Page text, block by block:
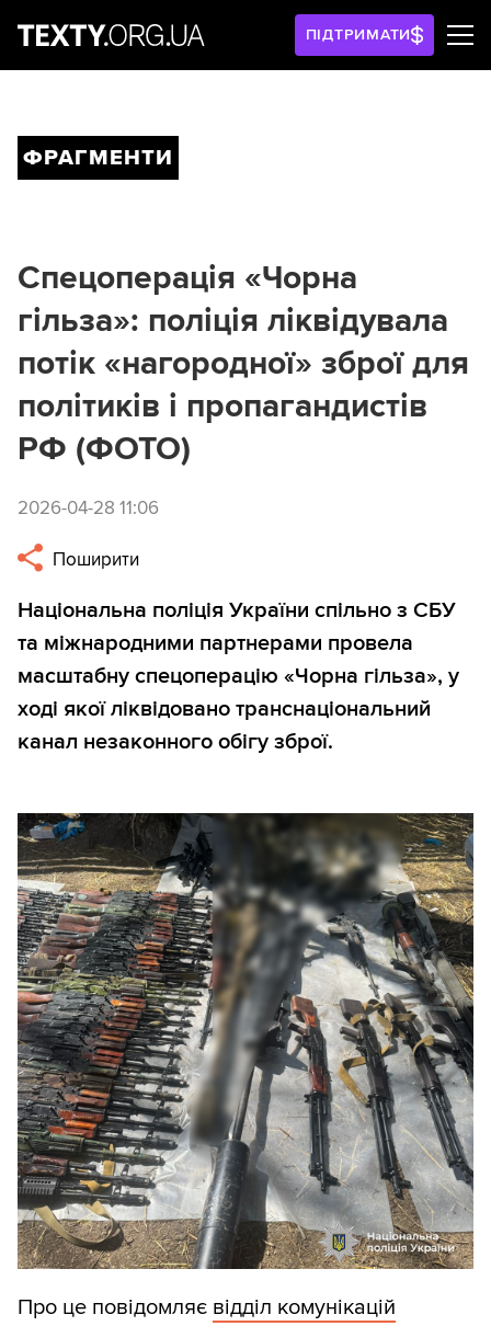
ПІДТРИМАТИ
ФРАГМЕНТИ
Спецоперація «Чорна
гільза»: поліція ліквідувала
потік «нагородної» зброї для
політиків і пропагандистів
РФ (ФОТО)
2026-04-28 11:06
Поширити
Національна поліція України спільно з СБУ
та міжнародними партнерами провела
масштабну спецоперацію «Чорна гільза», у
ході якої ліквідовано транснаціональний
канал незаконного обігу зброї.
Про це повідомляє відділ комунікацій